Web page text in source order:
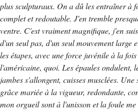
plus sculpturaux. On a dû les entraîner à
complet et redoutable. J'en tremble
ventre. C'est vraiment magnifique, j'en
d'un seul pas, d'un seul mouvement large
les étapes, avec une force juvénile à la
l'américaine, quoi. Les épaules ondulent,
jambes s'allongent, cuisses musclées.
grâce mariée à la vigueur, redondante,
mon orgueil sont à l'unisson et la foule